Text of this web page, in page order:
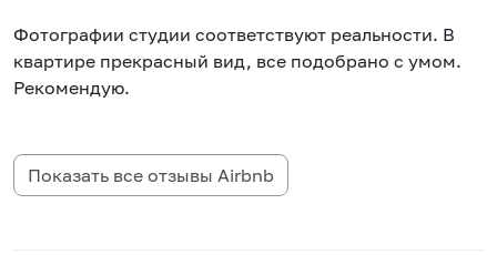
Фотографии студии соответствуют реальности. В
квартире прекрасный вид, все подобрано с умом.
Рекомендую.
Показать все отзывы Airbnb